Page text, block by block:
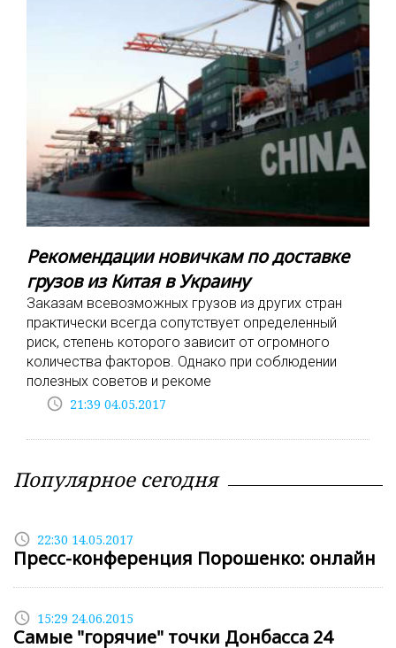
Рекомендации новичкам по доставке
грузов из Китая в Украину
Заказам всевозможных грузов из других стран
практически всегда сопутствует определенный
риск, степень которого зависит от огромного
количества факторов. Однако при соблюдении
полезных советов и рекоме
access_time 21:39 04.05.2017
Популярное сегодня
access_time 22:30 14.05.2017
Пресс-конференция Порошенко: онлайн
access_time 15:29 24.06.2015
Самые "горячие" точки Донбасса 24